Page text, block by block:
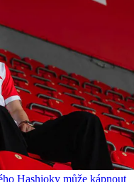
Hashioky může kápnout